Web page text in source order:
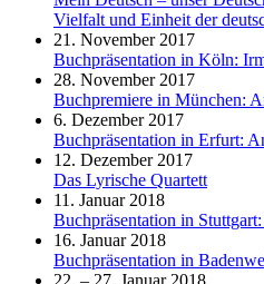
Vielfalt und Einheit der
21. November 2017
Buchpräsentation in Köln:
28. November 2017
Buchpremiere in München:
6. Dezember 2017
Buchpräsentation in Erfurt:
12. Dezember 2017
Das Lyrische Quartett
11. Januar 2018
Buchpräsentation in
16. Januar 2018
Buchpräsentation in
22. – 27. Januar 2018